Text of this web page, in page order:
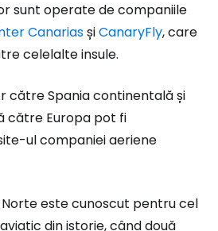
sunt operate de companiile
CanariasșiCanaryFly, care
celelalte insule.
către Spania continentală și
către Europa pot fi
ul companiei aeriene
este cunoscut pentru cel
din istorie, când două